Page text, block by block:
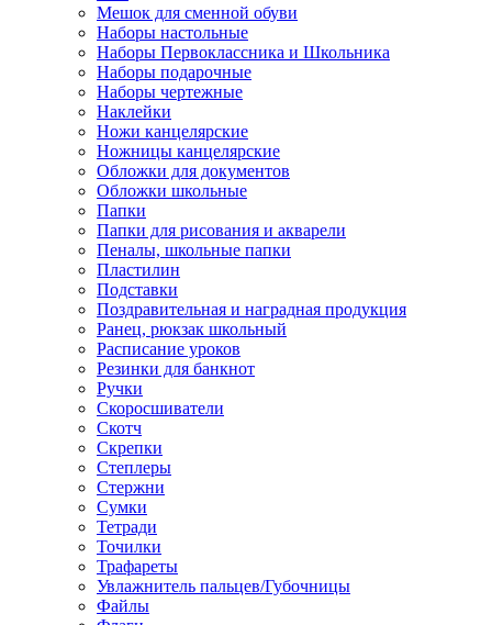
Мешок для сменной обуви
Наборы настольные
Наборы Первоклассника и Школьника
Наборы подарочные
Наборы чертежные
Наклейки
Ножи канцелярские
Ножницы канцелярские
Обложки для документов
Обложки школьные
Папки
Папки для рисования и акварели
Пеналы, школьные папки
Пластилин
Подставки
Поздравительная и наградная продукция
Ранец, рюкзак школьный
Расписание уроков
Резинки для банкнот
Ручки
Скоросшиватели
Скотч
Скрепки
Степлеры
Стержни
Сумки
Тетради
Точилки
Трафареты
Увлажнитель пальцев/Губочницы
Файлы